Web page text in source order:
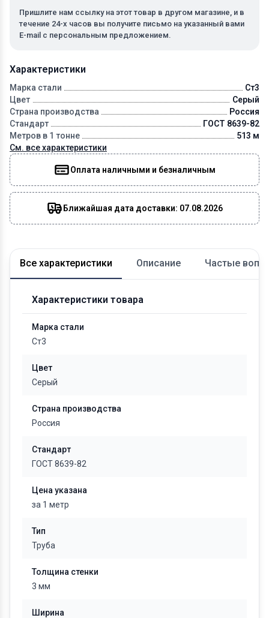
Характеристики
Марка стали
Ст3
Цвет
Серый
Страна производства
Россия
Стандарт
ГОСТ 8639-82
Метров в 1 тонне
513 м
См. все характеристики
Оплата наличными и безналичным
Ближайшая дата доставки: 07.08.2026
Пришлите нам ссылку на этот товар в другом магазине, и в
течение 24-х часов вы получите письмо на указанный вами
E-mail с персональным предложением.
Все характеристики Описание Частые
Характеристики товара
Марка стали
Ст3
Цвет
Серый
Страна производства
Россия
Стандарт
ГОСТ 8639-82
Цена указана
за 1 метр
Тип
Труба
Толщина стенки
3 мм
Ширина